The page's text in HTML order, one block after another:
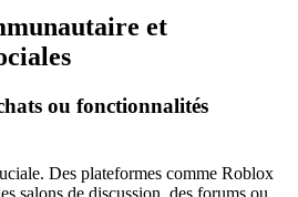
et
ou fonctionnalités
Des plateformes comme Roblox
salons de discussion, des forums ou